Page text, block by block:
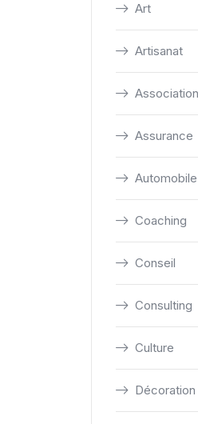
Art
Artisanat
Association
Assurance
Automobile
Coaching
Conseil
Consulting
Culture
Décoration